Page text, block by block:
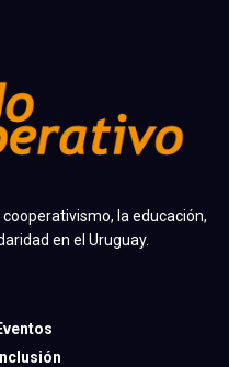
la educación,
en el Uruguay.
Inclusión